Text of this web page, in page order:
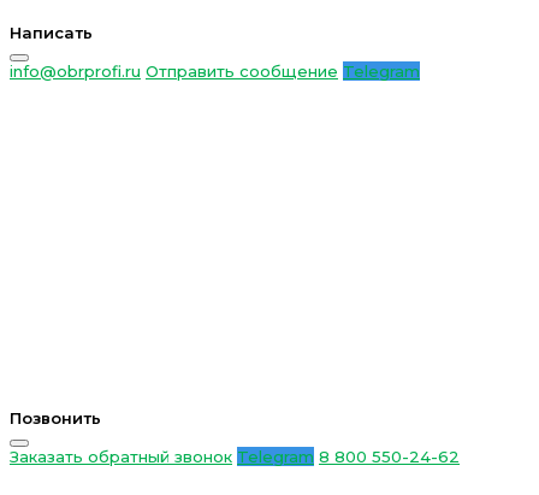
Написать
info@obrprofi.ru Отправить сообщение Telegram
Позвонить
Заказать обратный звонок Telegram 8 800 550-24-62